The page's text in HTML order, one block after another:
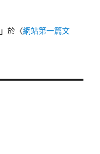
」於〈網站第一篇文